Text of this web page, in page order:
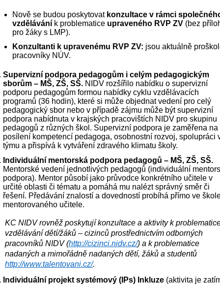
Nově se budou poskytovat konzultace v rámci
vzdělávání k problematice upraveného RVP ZV (bez
pro žáky s LMP).
Konzultanti k upravenému RVP ZV: jsou aktuálně
pracovníky NÚV.
Supervizní podpora pedagogům i celým pedagogickým
sborům – MŠ, ZŠ, SŠ. NIDV rozšířilo nabídku o supervizní
podporu pedagogům formou nabídky cyklu vzdělávacích
programů (36 hodin), které si může objednat vedení pro celý
pedagogický sbor nebo v případě zájmu může být supervizní
podpora nabídnuta v krajských pracovištích NIDV pro skupinu
pedagogů z různých škol. Supervizní podpora je zaměřena na
posílení kompetencí pedagoga, osobnostní rozvoj, spolupráci
týmu a přispívá k vytváření zdravého klimatu školy.
Individuální mentorská podpora pedagogů – MŠ, ZŠ, SŠ.
Mentorské vedení jednotlivých pedagogů (individuální
podpora). Mentor působí jako průvodce konkrétního učitele v
určité oblasti či tématu a pomáhá mu nalézt správný směr či
řešení. Předávání znalostí a dovedností probíhá přímo ve
mentorovaného učitele.
KC NIDV rovněž poskytují konzultace a aktivity k
vzdělávání dětí/žáků – cizinců prostřednictvím odborných
pracovníků NIDV (http://cizinci.nidv.cz/) a k problematice
http://www.talentovani.cz/.
Individuální projekt systémový (IPs) Inkluze (aktivita je